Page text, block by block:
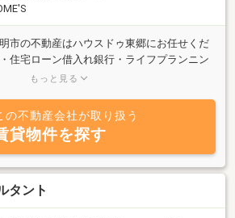
市の不動産はハウスドゥ東郷にお任せくだ
住宅ローン借入れ銀行・ライフプランニン
、不動産に関するどんなことでもご相談承
もっと見る
の不動産会社が取り扱う
貸物件を探す
タント